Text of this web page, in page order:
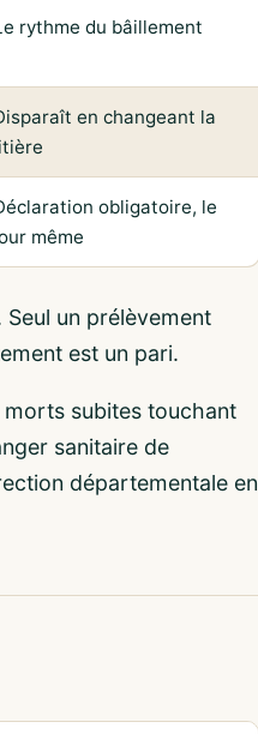
rythme du bâillement
en changeant la
obligatoire, le
même
Seul un prélèvement
est un pari.
subites touchant
sanitaire de
départementale en